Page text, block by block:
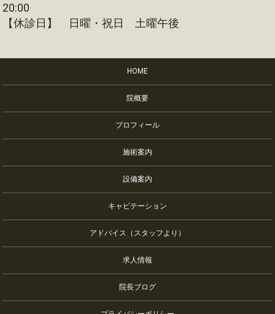
20:00
【休診日】 日曜・祝日 土曜午後
HOME
院概要
プロフィール
施術案内
設備案内
キャビテーション
アドバイス（スタッフより）
求人情報
院長ブログ